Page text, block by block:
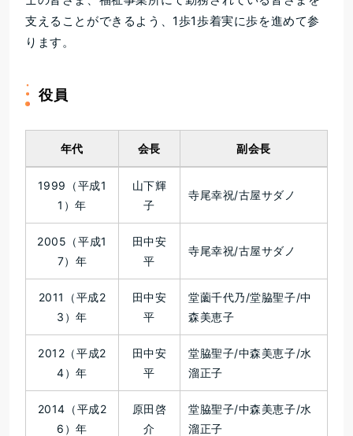
支えることができるよう、1歩1歩着実に歩を進めて参
ります。
役員
年代 会長 副会長
1999（平成1
1）年
山下輝
子
寺尾幸祝/古屋サダノ
2005（平成1
7）年
田中安
平
寺尾幸祝/古屋サダノ
2011（平成2
3）年
田中安
平
堂薗千代乃/堂脇聖子/中
森美恵子
2012（平成2
4）年
田中安
平
堂脇聖子/中森美恵子/水
溜正子
2014（平成2
6）年
原田啓
介
堂脇聖子/中森美恵子/水
溜正子